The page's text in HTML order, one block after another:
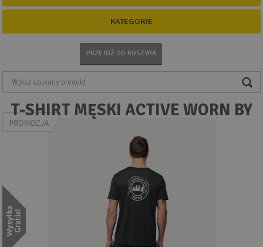
KATEGORIE
PRZEJDŹ DO KOSZYKA
T-SHIRT MĘSKI ACTIVE WORN BY